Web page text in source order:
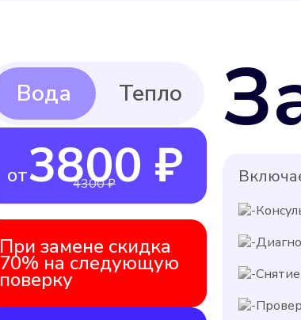
Снятие
от3800 ₽
4300 ₽
При замене скидка
70% на следующую
поверку